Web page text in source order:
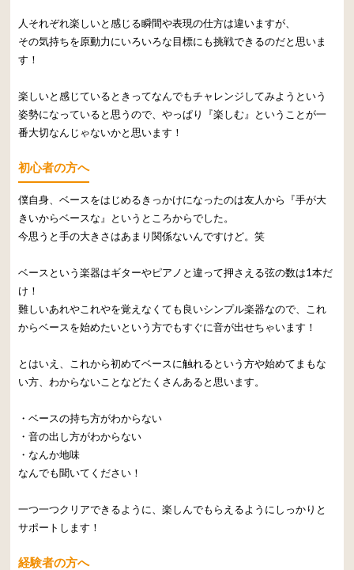
人それぞれ楽しいと感じる瞬間や表現の仕方は違いますが、
その気持ちを原動力にいろいろな目標にも挑戦できるのだと思いま
す！
楽しいと感じているときってなんでもチャレンジしてみようという
姿勢になっていると思うので、やっぱり『楽しむ』ということが一
番大切なんじゃないかと思います！
初心者の方へ
僕自身、ベースをはじめるきっかけになったのは友人から『手が大
きいからベースな』というところからでした。
今思うと手の大きさはあまり関係ないんですけど。笑
ベースという楽器はギターやピアノと違って押さえる弦の数は1本だ
け！
難しいあれやこれやを覚えなくても良いシンプル楽器なので、これ
からベースを始めたいという方でもすぐに音が出せちゃいます！
とはいえ、これから初めてベースに触れるという方や始めてまもな
い方、わからないことなどたくさんあると思います。
・ベースの持ち方がわからない
・音の出し方がわからない
・なんか地味
なんでも聞いてください！
一つ一つクリアできるように、楽しんでもらえるようにしっかりと
サポートします！
経験者の方へ